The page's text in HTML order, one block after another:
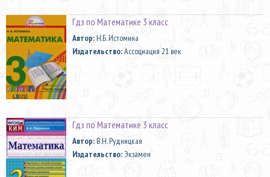
Гдз по Математике 3 класс
Автор:Н.Б. Истомина
Издательство:Ассоциация 21 век
Гдз по Математике 3 класс
Автор:В.Н. Рудницкая
Издательство:Экзамен